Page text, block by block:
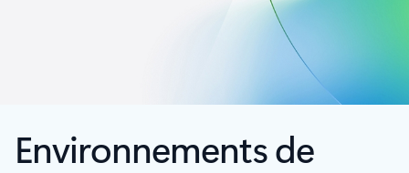
Environnements de